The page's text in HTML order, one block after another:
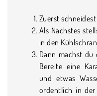
Zuerst
Als Nächstes
in den
Dann machst du
Bereite eine
und etwas
ordentlich in